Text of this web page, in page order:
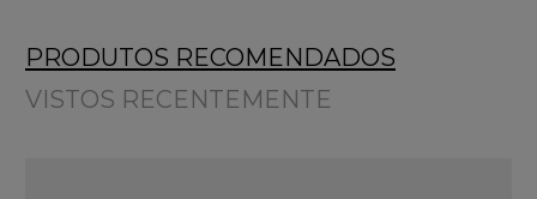
PRODUTOS RECOMENDADOS
VISTOS RECENTEMENTE